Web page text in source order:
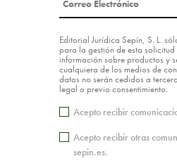
Editorial Jurídica Sepín, S. L.
para la gestión de esta
información sobre productos y
cualquiera de los medios de
datos no serán cedidos a
legal o previo consentimiento.
Acepto recibir
Acepto recibir otras
sepin.es.